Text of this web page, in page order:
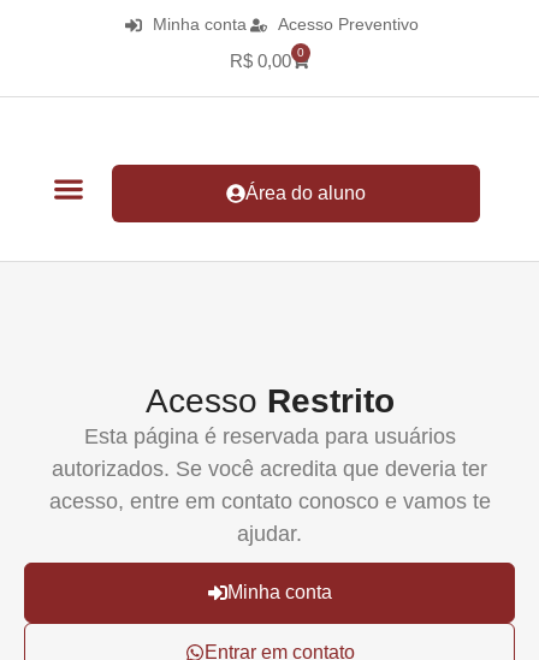
Minha conta Acesso Preventivo
R$ 0,00 0
Área do aluno
Acesso Restrito
Esta página é reservada para usuários
autorizados. Se você acredita que deveria ter
acesso, entre em contato conosco e vamos te
ajudar.
Minha conta
Entrar em contato